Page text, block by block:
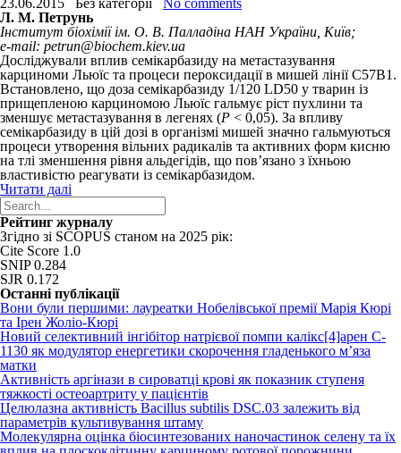
23.06.2015
Без категорії
No comments
Л. М. Петрунь
Інститут біохімії ім. О. В. Палладіна НАН України, Київ;
e-mail: petrun@biochem.kiev.ua
Досліджували вплив семікарбазиду на метастазування
карциноми Льюїс та процеси пероксидації в мишей лінії С57В1.
Встановлено, що доза семікарбазиду 1/120 LD50 у тварин із
прищепленою карциномою Льюїс гальмує ріст пухлини та
зменшує метастазування в легенях (P < 0,05). За впливу
семікарбазиду в цій дозі в організмі мишей значно гальмуються
процеси утворення вільних радикалів та активних форм кисню
на тлі зменшення рівня альдегідів, що пов’язано з їхньою
властивістю реагувати із семікарбазидом.
Читати далі
Рейтинг журналу
Згідно зі SCOPUS станом на 2025 рік:
Cite Score 1.0
SNIP 0.284
SJR 0.172
Останні публікації
Вони були першими: лауреатки Нобелівської премії Марія Кюрі
та Ірен Жоліо-Кюрі
Новий cелективний інгібітор натрієвої помпи калікс[4]арен C-
1130 як модулятор енергетики скорочення гладенького м’яза
матки
Активність аргінази в сироватці крові як показник ступеня
тяжкості остеоартриту у пацієнтів
Целюлазна активність Bacillus subtilis DSC.03 залежить від
параметрів культивування штаму
Молекулярна оцінка біосинтезованих наночастинок селену та їх